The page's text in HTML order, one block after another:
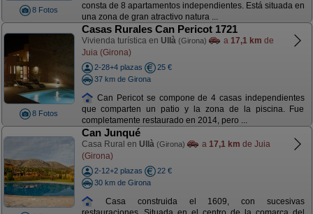
8 Fotos
consta de 8 apartamentos independientes. Está situada en
una zona de gran atractivo natura ...
8 Fotos
Casas Rurales Can Pericot 1721
Vivienda turística en Ullà (Girona) a 17,1 km de
Juia (Girona)
2-28+4 plazas
25 €
37 km de Girona
Can Pericot se compone de 4 casas independientes
que comparten un patio y la zona de la piscina. Fue
completamente restaurado en 2014, pero ...
Can Junqué
Casa Rural en Ullà (Girona) a 17,1 km de Juia
(Girona)
2-12+2 plazas
22 €
30 km de Girona
Casa construida el 1609, con sucesivas